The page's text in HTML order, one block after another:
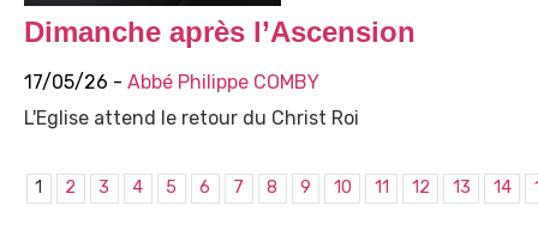
Dimanche après l’Ascension
17/05/26 - Abbé Philippe COMBY
L'Eglise attend le retour du Christ Roi
1 2 3 4 5 6 7 8 9 10 11 12 13 14